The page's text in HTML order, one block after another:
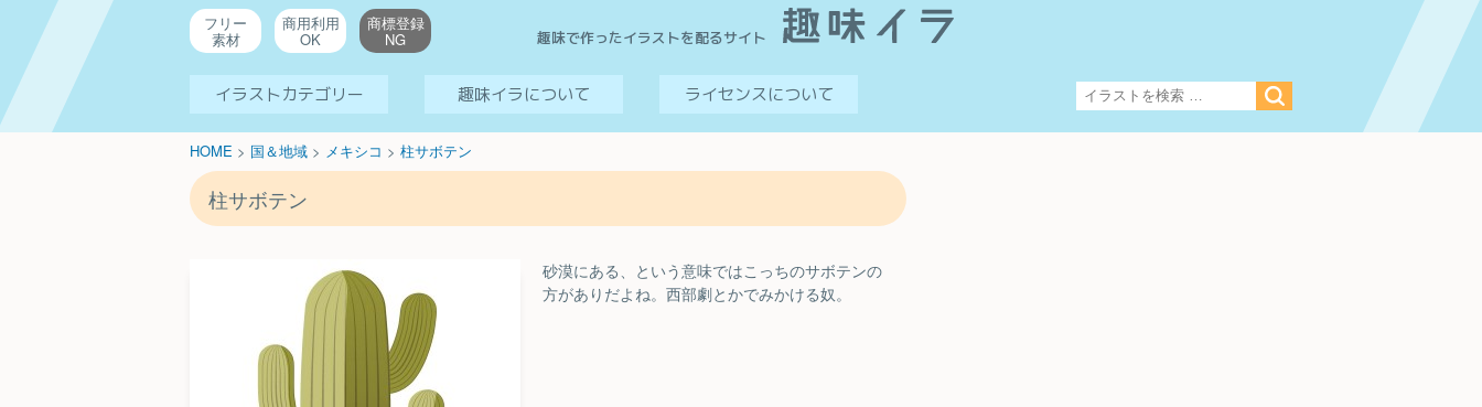
フリー
素材
商用利用
OK
商標登録
NG 趣味で作ったイラストを配るサイト
イラストカテゴリー 趣味イラについて ライセンスについて
HOME > 国＆地域 > メキシコ > 柱サボテン
柱サボテン
砂漠にある、という意味ではこっちのサボテンの
方がありだよね。西部劇とかでみかける奴。